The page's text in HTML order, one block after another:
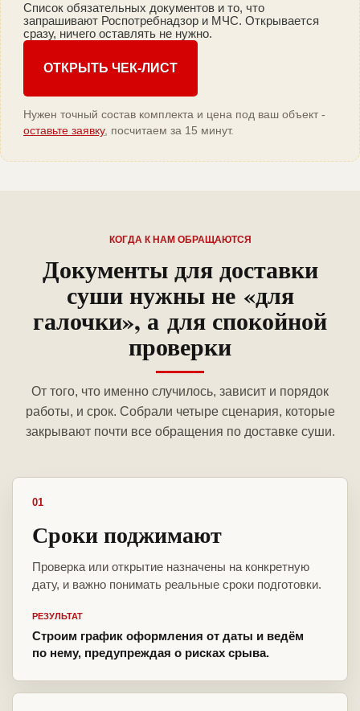
Список обязательных документов и то, что
запрашивают Роспотребнадзор и МЧС. Открывается
сразу, ничего оставлять не нужно.
ОТКРЫТЬ ЧЕК-ЛИСТ
Нужен точный состав комплекта и цена под ваш объект -
оставьте заявку, посчитаем за 15 минут.
КОГДА К НАМ ОБРАЩАЮТСЯ
Документы для доставки
суши нужны не «для
галочки», а для спокойной
проверки
От того, что именно случилось, зависит и порядок
работы, и срок. Собрали четыре сценария, которые
закрывают почти все обращения по доставке суши.
01
Сроки поджимают
Проверка или открытие назначены на конкретную
дату, и важно понимать реальные сроки подготовки.
РЕЗУЛЬТАТ
Строим график оформления от даты и ведём
по нему, предупреждая о рисках срыва.